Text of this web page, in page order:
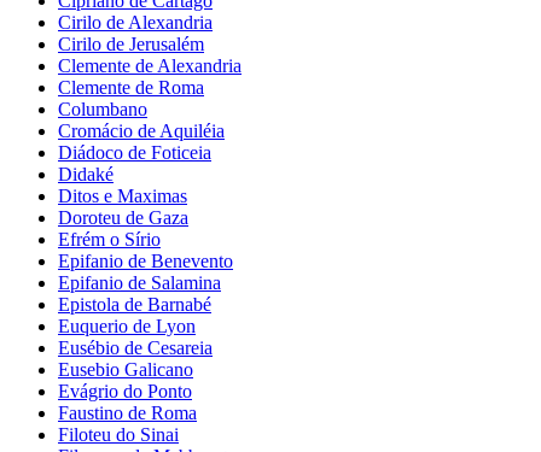
Cirilo de Alexandria
Cirilo de Jerusalém
Clemente de Alexandria
Clemente de Roma
Columbano
Cromácio de Aquiléia
Diádoco de Foticeia
Didaké
Ditos e Maximas
Doroteu de Gaza
Efrém o Sírio
Epifanio de Benevento
Epifanio de Salamina
Epistola de Barnabé
Euquerio de Lyon
Eusébio de Cesareia
Eusebio Galicano
Evágrio do Ponto
Faustino de Roma
Filoteu do Sinai